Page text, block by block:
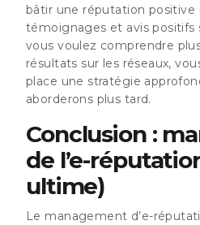
bâtir une réputation positive
témoignages et avis positifs
vous voulez comprendre
résultats sur les réseaux,
place une stratégie
aborderons plus tard.
Conclusion :
de l’e-
ultime)
Le management d’e-